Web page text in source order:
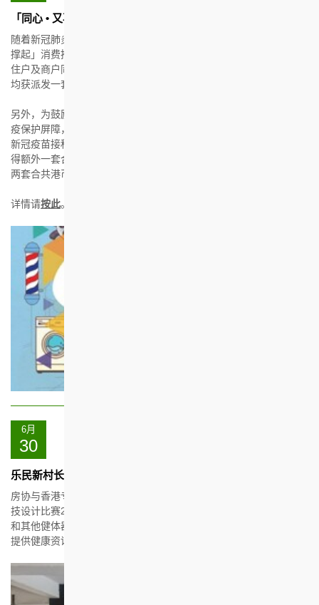
「同心 • 又再撑起」消费推广活动
随着新冠肺炎疫情渐趋稳定，香港房屋协会(房协)举办「同心 • 又再
撑起」消费推广活动，希望为带动本地经济复苏出一分力，让辖下
住户及商户同时受惠。所有名列于房协出租住宅单位租约上的成员
均获派发一套合共港币$100的现金券。
另外，为鼓励居民在健康情况适合下接种新冠疫苗，在社区建立防
疫保护屏障，消费更安心，受惠住户凡于8月31日或之前于香港完成
新冠疫苗接种，更可于9月初额外获得活动之现金券，接种一剂可获
得额外一套合共港币$100现金券，完成接种两剂疫苗则可获得额外
两套合共港币$200现金券。
详情请按此。
6月
30
乐民新村长者健康教育活动
房协与香港专业教育学院合作，带同于「创科乐『耆』中」乐龄科
技设计比赛2020/21获得专上学生组金奖的作品「户外智能健身站」
和其他健体器材到访乐民新村，让长者租户应用得奖作品及为他们
提供健康资讯，以展现年青人的创意，并推广长幼共融。